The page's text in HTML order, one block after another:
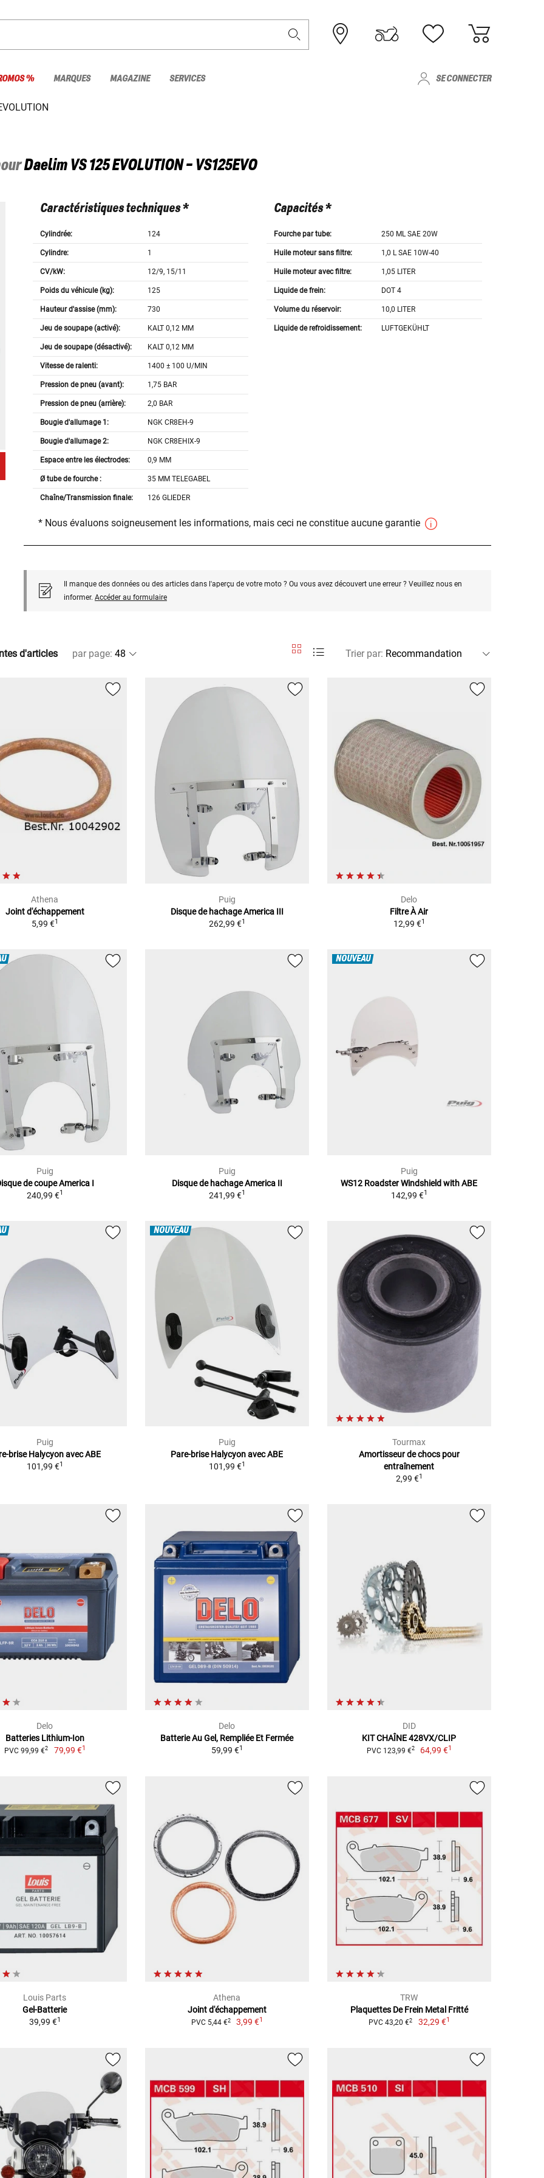
% MARQUES MAGAZINE SERVICES SE CONNECTER
Daelim VS 125 EVOLUTION - VS125EVO
Caractéristiques techniques *
Cylindrée: 124
Cylindre: 1
CV/kW: 12/9, 15/11
Poids du véhicule (kg): 125
Hauteur d'assise (mm): 730
Jeu de soupape (activé): KALT 0,12 MM
Jeu de soupape (désactivé): KALT 0,12 MM
Vitesse de ralenti: 1400 ± 100 U/MIN
Pression de pneu (avant): 1,75 BAR
Pression de pneu (arrière): 2,0 BAR
Bougie d'allumage 1: NGK CR8EH-9
Bougie d'allumage 2: NGK CR8EHIX-9
Espace entre les électrodes: 0,9 MM
Ø tube de fourche : 35 MM TELEGABEL
Chaîne/Transmission finale: 126 GLIEDER
Capacités *
Fourche par tube: 250 ML SAE 20W
Huile moteur sans filtre: 1,0 L SAE 10W-40
Huile moteur avec filtre: 1,05 LITER
Liquide de frein: DOT 4
Volume du réservoir: 10,0 LITER
Liquide de refroidissement: LUFTGEKÜHLT
* Nous évaluons soigneusement les informations, mais ceci ne constitue aucune garantie
Il manque des données ou des articles dans l'aperçu de votre moto ? Ou vous avez découvert une erreur ? Veuillez nous en
informer. Accéder au formulaire
d'articles par page: Trier par:
Athena
Joint d'échappement
5,99 €1
Puig
Disque de hachage America III
262,99 €1
Delo
Filtre À Air
12,99 €1
Puig
de coupe America I
240,99 €1
Puig
Disque de hachage America II
241,99 €1
NOUVEAU
Puig
WS12 Roadster Windshield with ABE
142,99 €1
Puig
brise Halycyon avec ABE
101,99 €1
NOUVEAU
Puig
Pare-brise Halycyon avec ABE
101,99 €1
Tourmax
Amortisseur de chocs pour
entraînement
2,99 €1
Delo
Batteries Lithium-Ion
PVC 99,99 €2 79,99 €1
Delo
Batterie Au Gel, Rempliée Et Fermée
59,99 €1
DID
KIT CHAÎNE 428VX/CLIP
PVC 123,99 €2 64,99 €1
Louis Parts
Gel-Batterie
39,99 €1
Athena
Joint d'échappement
PVC 5,44 €2 3,99 €1
TRW
Plaquettes De Frein Metal Fritté
PVC 43,20 €2 32,29 €1